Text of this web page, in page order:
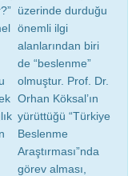
üzerinde durduğu
önemli ilgi
alanlarından biri
de “beslenme”
olmuştur. Prof. Dr.
Orhan Köksal’ın
yürüttüğü “Türkiye
Beslenme
Araştırması”nda
görev alması,